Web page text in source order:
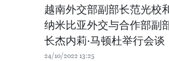
越南外交部副部长范光校
纳米比亚外交与合作部副
长杰内莉·马顿杜举行会谈
24/10/2022 13:25